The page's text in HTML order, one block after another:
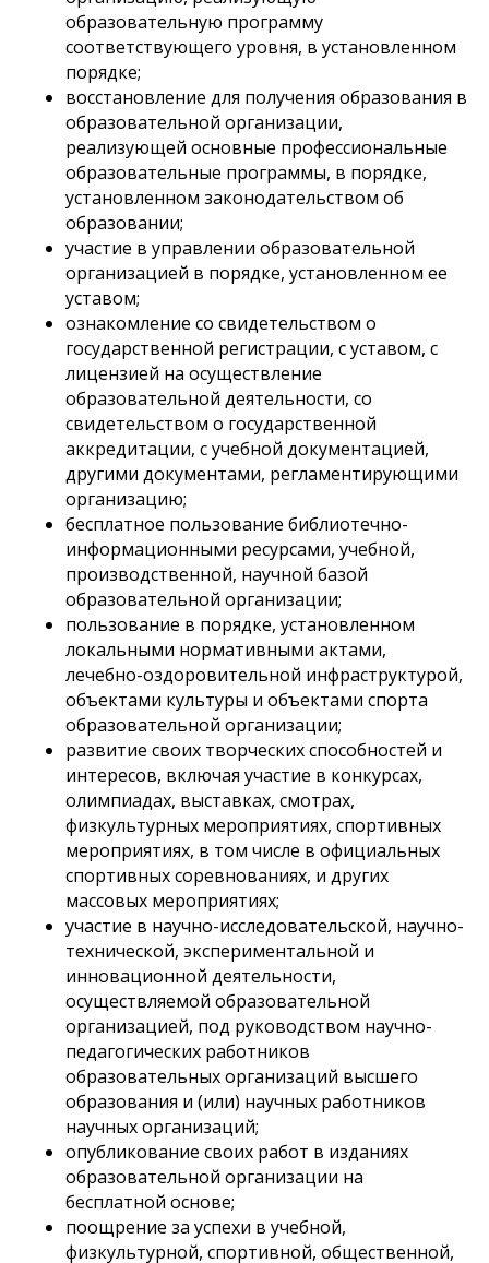
образовательную программу
соответствующего уровня, в установленном
порядке;
восстановление для получения образования в
образовательной организации,
реализующей основные профессиональные
образовательные программы, в порядке,
установленном законодательством об
образовании;
участие в управлении образовательной
организацией в порядке, установленном ее
уставом;
ознакомление со свидетельством о
государственной регистрации, с уставом, с
лицензией на осуществление
образовательной деятельности, со
свидетельством о государственной
аккредитации, с учебной документацией,
другими документами, регламентирующими
организацию;
бесплатное пользование библиотечно-
информационными ресурсами, учебной,
производственной, научной базой
образовательной организации;
пользование в порядке, установленном
локальными нормативными актами,
лечебно-оздоровительной инфраструктурой,
объектами культуры и объектами спорта
образовательной организации;
развитие своих творческих способностей и
интересов, включая участие в конкурсах,
олимпиадах, выставках, смотрах,
физкультурных мероприятиях, спортивных
мероприятиях, в том числе в официальных
спортивных соревнованиях, и других
массовых мероприятиях;
участие в научно-исследовательской, научно-
технической, экспериментальной и
инновационной деятельности,
осуществляемой образовательной
организацией, под руководством научно-
педагогических работников
образовательных организаций высшего
образования и (или) научных работников
научных организаций;
опубликование своих работ в изданиях
образовательной организации на
бесплатной основе;
поощрение за успехи в учебной,
физкультурной, спортивной, общественной,